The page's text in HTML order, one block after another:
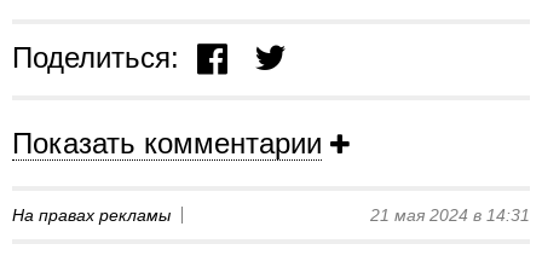
Поделиться:
Показать комментарии
На правах рекламы 21 мая 2024 в 14:31